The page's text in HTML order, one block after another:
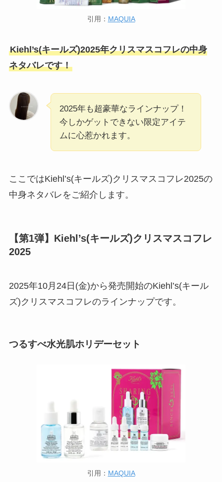
引用： MAQUIA
Kiehl’s(キールズ)2025年クリスマスコフレの中身
ネタバレです！
2025年も超豪華なラインナップ！
今しかゲットできない限定アイテ
ムに心惹かれます。
ここではKiehl’s(キールズ)クリスマスコフレ2025の
中身ネタバレをご紹介します。
【第1弾】Kiehl’s(キールズ)クリスマスコフレ
2025
2025年10月24日(金)から発売開始のKiehl’s(キール
ズ)クリスマスコフレのラインナップです。
つるすべ水光肌ホリデーセット
引用： MAQUIA